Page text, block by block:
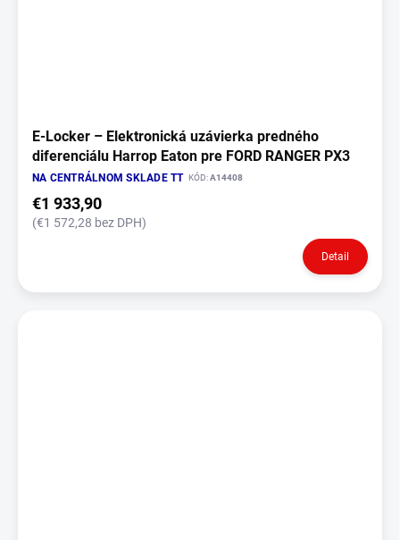
E‑Locker – Elektronická uzávierka predného
diferenciálu Harrop Eaton pre FORD RANGER PX3
NA CENTRÁLNOM SKLADE TT KÓD:A14408
€1 933,90
(€1 572,28 bez DPH)
Detail